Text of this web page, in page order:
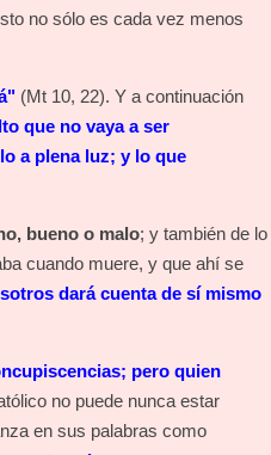
no sólo es cada vez menos
(Mt 10, 22). Y a continuación
que no vaya a ser
a plena luz; y lo que
bueno o malo; y también de lo
cuando muere, y que ahí se
dará cuenta de sí mismo
pero quien
no puede nunca estar
en sus palabras como